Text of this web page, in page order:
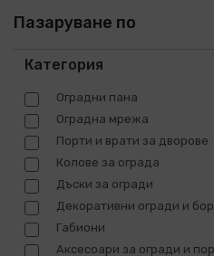
Пазаруване по
Категория
Оградни пана
Оградна мрежа
Порти и врати за дворове
Колове за ограда
Дъски за огради
Декоративни огради и
Габиони
Аксесоари за огради и